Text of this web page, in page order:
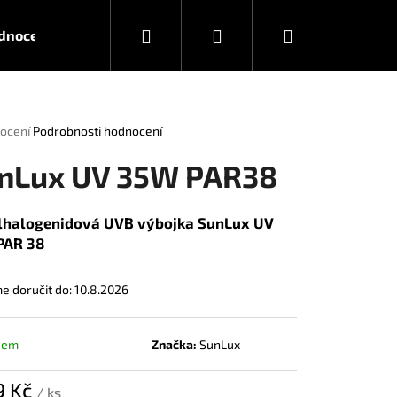
obchodu Jak nakupovat Kontakt
Hledat PřihlášeníNákupní
Podrobnosti hodnocení
UV 35W PAR38
UVB výbojka SunLux UV
38
doručit do:10.8.2026
Značka:SunLux
Kč / ks